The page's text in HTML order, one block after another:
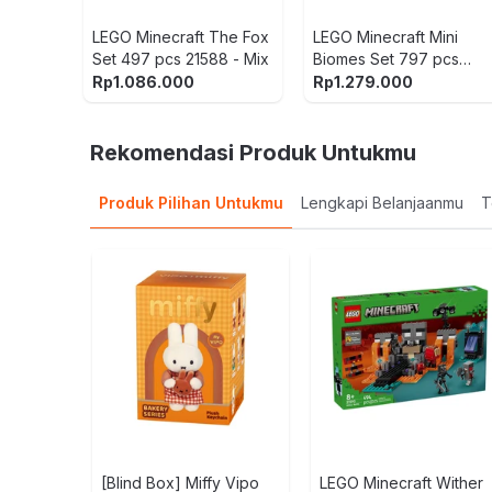
LEGO Minecraft The Fox
Set 497 pcs 21588 - Mix
Rp1.086.000
LEGO Minecraft Mini
Biomes Set 797 pcs
21589 - Mix
Rp1.279.000
Rekomendasi Produk Untukmu
Produk Pilihan Untukmu Lengkapi Belanjaanmu
[Blind Box] Miffy Vipo LEGO Minecraft Wither